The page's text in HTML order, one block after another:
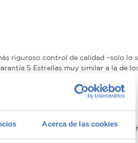
Acerca de las cookies
riguroso control de calidad –solo lo
5 Estrellas muy similar a la de
de marcas y modelos. Encuentra el
a vernos y te aconsejamos.